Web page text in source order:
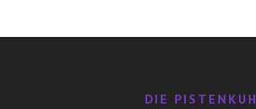
DIE PISTENKUH